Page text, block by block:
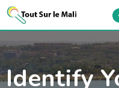
Aller
Identify